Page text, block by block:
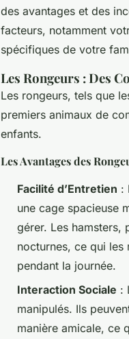
des avantages et des
facteurs, notamment
spécifiques de votre
Les Rongeurs : Des
Les rongeurs, tels que
premiers animaux de
enfants.
Les Avantages des
Facilité d’Entretien :
une cage spacieuse
gérer. Les hamsters,
nocturnes, ce qui les
pendant la journée.
Interaction Sociale :
manipulés. Ils
manière amicale, ce